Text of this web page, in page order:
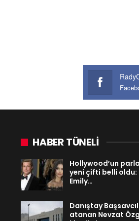
HABER TÜNELİ
Hollywood’un
yeni çifti belli oldu:
Emily…
Danıştay
atanan Nevzat